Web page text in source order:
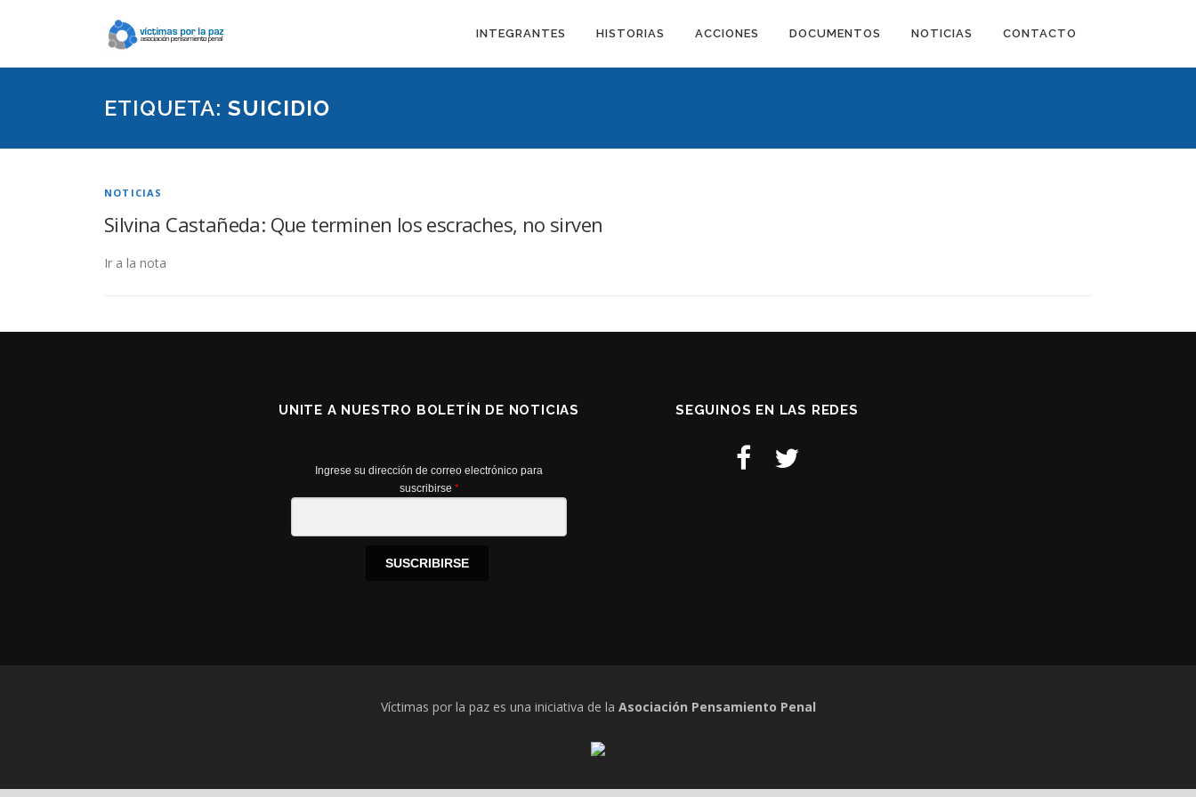
INTEGRANTES HISTORIAS ACCIONES DOCUMENTOS NOTICIAS CONTACTO
ETIQUETA: SUICIDIO
NOTICIAS
Silvina Castañeda: Que terminen los escraches, no sirven
Ir a la nota
UNITE A NUESTRO BOLETÍN DE NOTICIAS
Ingrese su dirección de correo electrónico para
suscribirse *
SUSCRIBIRSE
SEGUINOS EN LAS REDES
Víctimas por la paz es una iniciativa de la Asociación Pensamiento Penal